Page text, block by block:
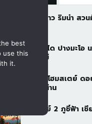
บ้านต้นข้าว ริมน้ำ สว
นาขั้นบันได ปางมะโอ
เชียงใหม่
จาวดอยโฮมสเตย์ ด
อ.ปัว จ.น่าน
ภูฟ้าอารีย์ 2 ภูชี้ฟ้า เชี
best
use this
it.